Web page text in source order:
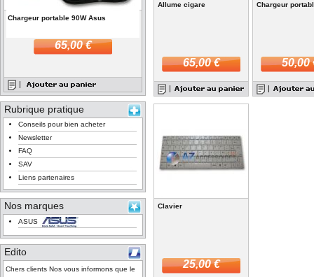
Chargeur portable 90W Asus
65,00 €
Rubrique pratique
Conseils pour bien acheter
Newsletter
FAQ
SAV
Liens partenaires
Nos marques
ASUS
Edito
Chers clients Nos vous informons que le
Allume cigare
65,00 €
Chargeur
50,00
Clavier
25,00 €